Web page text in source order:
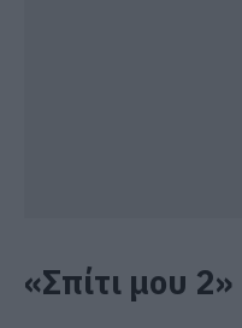
«Σπίτι μου 2»